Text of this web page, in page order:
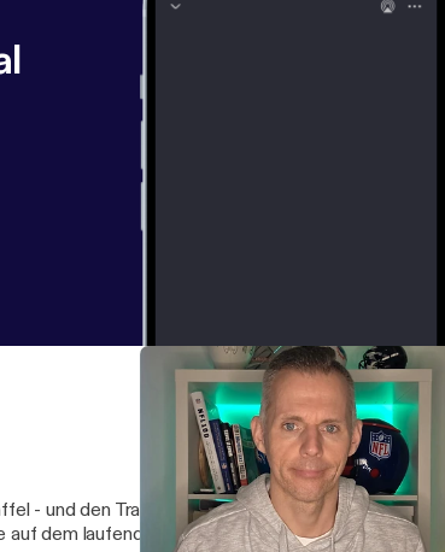
dem laufenden, und gebe euch natürlich